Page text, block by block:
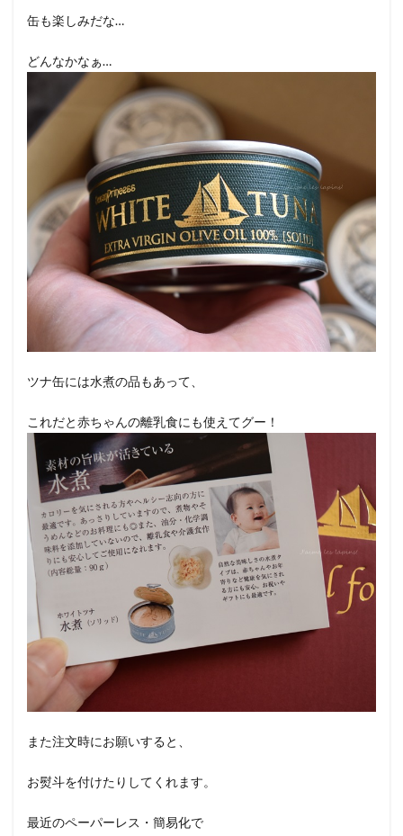
缶も楽しみだな…
どんなかなぁ…
ツナ缶には水煮の品もあって、
これだと赤ちゃんの離乳食にも使えてグー！
また注文時にお願いすると、
お熨斗を付けたりしてくれます。
最近のペーパーレス・簡易化で